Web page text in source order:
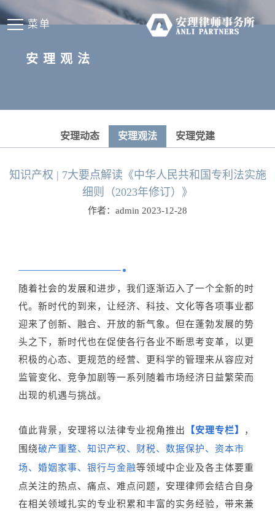
菜单
安理观法
安理动态 安理观法 安理党建
知识产权 | 7大要点解读《中华人民共和国专利法实施
细则（2023年修订）》
作者：admin 2023-12-28
随着社会的发展和进步，我们逐渐迈入了一个全新的时
代。新时代的到来，让经济、科技、文化等各项事业都
迎来了创新、融合、开放的新气象。但在蓬勃发展的势
头之下，新时代也在促使各行各业不断思考变革，以更
积极的心态、更规范的经营、更科学的管理来从容应对
监管变化、竞争加剧等一系列随着市场经济日益繁荣而
出现的机遇与挑战。
值此背景，安理将以法律专业视角推出 【安理专栏】
，
围绕破产重整、知识产权、财税、数据保护、资本市
场、婚姻家事、银行与金融等领域中企业及各主体要重
点关注的热点、痛点、难点问题，安理律师会结合自身
在相关领域扎实的专业积累和丰富的实务经验，带来兼